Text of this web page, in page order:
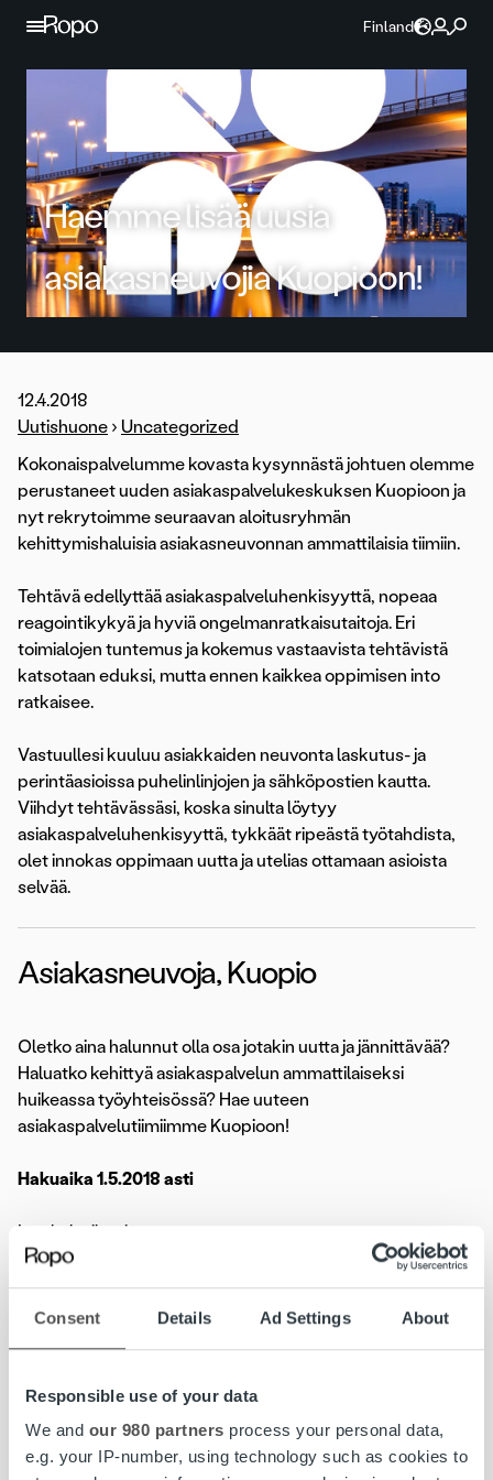
Consent Details Ad Settings About
Responsible use of your data
We and our 980 partners process your personal data,
e.g. your IP-number, using technology such as cookies to
Jatka sisältöön
Finland
Haemme lisää uusia
asiakasneuvojia Kuopioon!
12.4.2018
Uutishuone › Uncategorized
Kokonaispalvelumme kovasta kysynnästä johtuen olemme
perustaneet uuden asiakaspalvelukeskuksen Kuopioon ja
nyt rekrytoimme seuraavan aloitusryhmän
kehittymishaluisia asiakasneuvonnan ammattilaisia tiimiin.
Tehtävä edellyttää asiakaspalveluhenkisyyttä, nopeaa
reagointikykyä ja hyviä ongelmanratkaisutaitoja. Eri
toimialojen tuntemus ja kokemus vastaavista tehtävistä
katsotaan eduksi, mutta ennen kaikkea oppimisen into
ratkaisee.
Vastuullesi kuuluu asiakkaiden neuvonta laskutus- ja
perintäasioissa puhelinlinjojen ja sähköpostien kautta.
Viihdyt tehtävässäsi, koska sinulta löytyy
asiakaspalveluhenkisyyttä, tykkäät ripeästä työtahdista,
olet innokas oppimaan uutta ja utelias ottamaan asioista
selvää.
Asiakasneuvoja, Kuopio
Oletko aina halunnut olla osa jotakin uutta ja jännittävää?
Haluatko kehittyä asiakaspalvelun ammattilaiseksi
huikeassa työyhteisössä? Hae uuteen
asiakaspalvelutiimiimme Kuopioon!
Hakuaika 1.5.2018 asti
Lue koko ilmoitus»
Lasku on iloinen asia. Kun yritys saa myymästään tavarasta
laskutuksesta kokonaisuutena. Joka 6. Suomessa lähtevä
000 yritystä luottaa palveluihimme. Vahvuutemme
perustuu kykyymme kasvaa ja kehittyä yksilöinä sekä